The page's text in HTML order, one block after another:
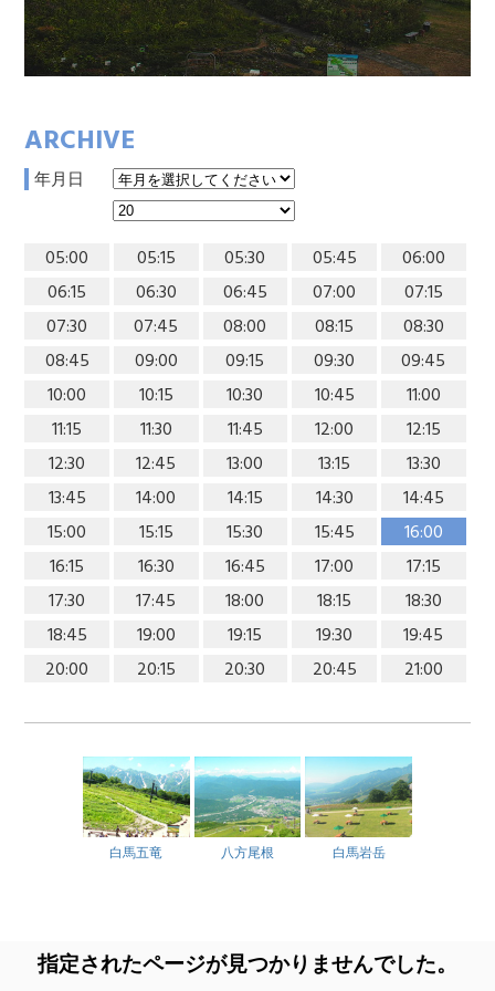
ARCHIVE
年月日
05:00 05:15 05:30 05:45
06:00
06:15
06:30 06:45 07:00
07:15
07:30
07:45 08:00 08:15
08:30
08:45
09:00 09:15 09:30
09:45
10:00
10:15 10:30 10:45
11:00
11:15
11:30 11:45 12:00
12:15
12:30
12:45 13:00 13:15
13:30
13:45
14:00 14:15 14:30
14:45
15:00
15:15 15:30 15:45
16:00
16:15
16:30 16:45 17:00
17:15
17:30
17:45 18:00 18:15
18:30
18:45
19:00 19:15 19:30
19:45
20:00
20:15 20:30 20:45 21:00
白馬五竜 八方尾根 白馬岩岳